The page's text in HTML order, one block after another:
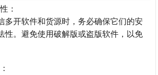
：
多开软件和货源时，务必确保它们的安
性。避免使用破解版或盗版软件，以免
：